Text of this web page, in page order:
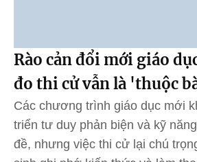
Rào cản đổi mới giáo
đo thi cử vẫn là 'thuộc
Các chương trình giáo dục mới
triển tư duy phản biện và kỹ
đề, nhưng việc thi cử lại chú